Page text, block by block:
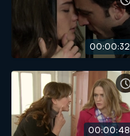
00:00:32
00:00:48